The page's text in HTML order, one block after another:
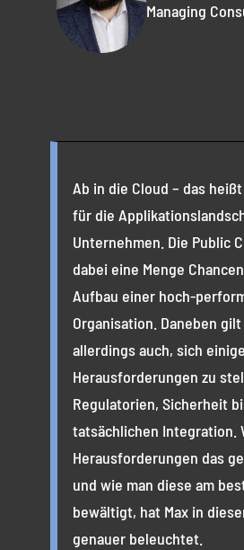
Managing
Ab in die Cloud – das
für die
Unternehmen. Die Public
dabei eine Menge
Aufbau einer hoch-
Organisation. Daneben
allerdings auch, sich
Herausforderungen zu
Regulatorien, Sicherheit
tatsächlichen Integration.
Herausforderungen das
und wie man diese am
bewältigt, hat Max in
genauer beleuchtet.